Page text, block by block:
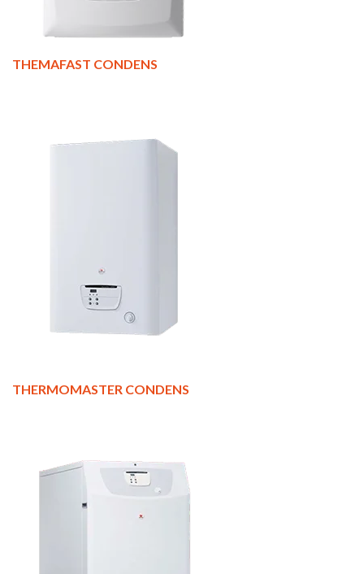
THEMAFAST CONDENS
THERMOMASTER CONDENS